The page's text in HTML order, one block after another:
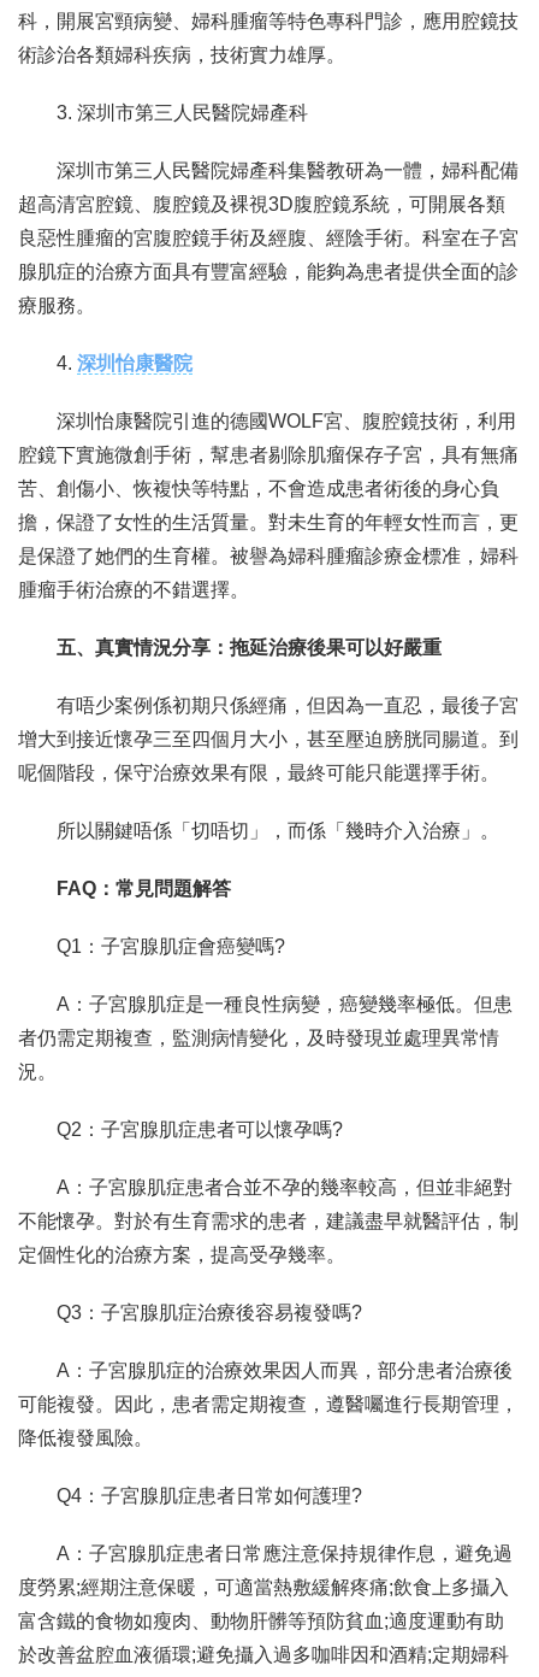
科，開展宮頸病變、婦科腫瘤等特色專科門診，應用腔鏡技
術診治各類婦科疾病，技術實力雄厚。
3. 深圳市第三人民醫院婦產科
深圳市第三人民醫院婦產科集醫教研為一體，婦科配備
超高清宮腔鏡、腹腔鏡及裸視3D腹腔鏡系統，可開展各類
良惡性腫瘤的宮腹腔鏡手術及經腹、經陰手術。科室在子宮
腺肌症的治療方面具有豐富經驗，能夠為患者提供全面的診
療服務。
4. 深圳怡康醫院
深圳怡康醫院引進的德國WOLF宮、腹腔鏡技術，利用
腔鏡下實施微創手術，幫患者剔除肌瘤保存子宮，具有無痛
苦、創傷小、恢複快等特點，不會造成患者術後的身心負
擔，保證了女性的生活質量。對未生育的年輕女性而言，更
是保證了她們的生育權。被譽為婦科腫瘤診療金標准，婦科
腫瘤手術治療的不錯選擇。
五、真實情況分享：拖延治療後果可以好嚴重
有唔少案例係初期只係經痛，但因為一直忍，最後子宮
增大到接近懷孕三至四個月大小，甚至壓迫膀胱同腸道。到
呢個階段，保守治療效果有限，最終可能只能選擇手術。
所以關鍵唔係「切唔切」，而係「幾時介入治療」。
FAQ：常見問題解答
Q1：子宮腺肌症會癌變嗎?
A：子宮腺肌症是一種良性病變，癌變幾率極低。但患
者仍需定期複查，監測病情變化，及時發現並處理異常情
況。
Q2：子宮腺肌症患者可以懷孕嗎?
A：子宮腺肌症患者合並不孕的幾率較高，但並非絕對
不能懷孕。對於有生育需求的患者，建議盡早就醫評估，制
定個性化的治療方案，提高受孕幾率。
Q3：子宮腺肌症治療後容易複發嗎?
A：子宮腺肌症的治療效果因人而異，部分患者治療後
可能複發。因此，患者需定期複查，遵醫囑進行長期管理，
降低複發風險。
Q4：子宮腺肌症患者日常如何護理?
A：子宮腺肌症患者日常應注意保持規律作息，避免過
度勞累;經期注意保暖，可適當熱敷緩解疼痛;飲食上多攝入
富含鐵的食物如瘦肉、動物肝髒等預防貧血;適度運動有助
於改善盆腔血液循環;避免攝入過多咖啡因和酒精;定期婦科